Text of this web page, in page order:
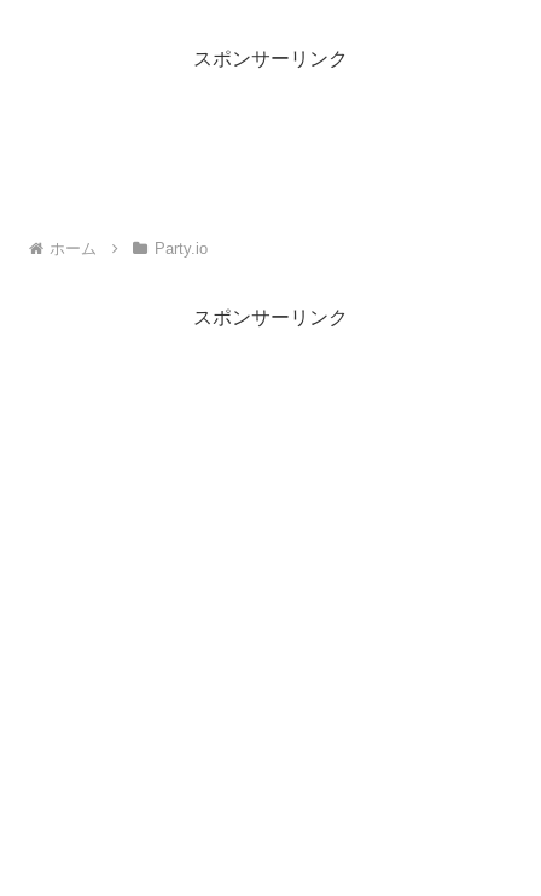
スポンサーリンク
ホーム Party.io
スポンサーリンク